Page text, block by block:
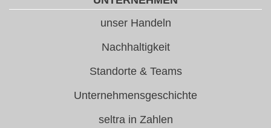
unser Handeln
Nachhaltigkeit
Standorte & Teams
Unternehmensgeschichte
seltra in Zahlen